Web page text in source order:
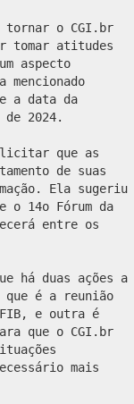
tornar o CGI.br
tomar atitudes
aspecto
a data da
2024.
que as
de suas
Ela sugeriu
o 14o Fórum da
entre os
há duas ações a
que é a reunião
e outra é
que o CGI.br
mais